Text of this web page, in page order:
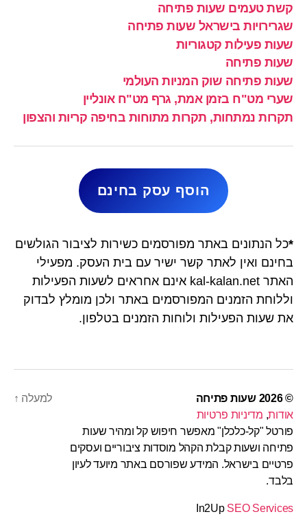
קשת טעמים שעות פתיחה
שגרירויות בישראל שעות פתיחה
שעות פעילות קטגוריות
שעות פתיחה
שעות פתיחה שוק המניות העולמי
שערי מט"ח בזמן אמת, גרף מט"ח אונליין
תקרות נמתחות, תקרות מתוחות בחיפה קריות והצפון
הוסף עסק בחינם
*כל הנתונים באתר מפורסמים כשירות לציבור הגולשים
בחינם ואין לאתר קשר ישיר עם בית העסק. מפעילי
האתר kal-kalan.net אינם אחראים לשעות הפעילות
וללוחת הזמנים המפורסמים באתר ולכן מומלץ לבדוק
את שעות הפעילות ולוחות הזמנים בטלפון.
© 2026
שעות פתיחה
אודות, מדיניות פרטיות
פורטל "קל-כלכלן" מאפשר חיפוש קל ומהיר שעות
פתיחה ושעות קבלת הקהל מוסדות ציבוריים ועסקים
פרטיים בישראל. המידע שפורסם באתר מיועד לעיון
בלבד.
In2Up SEO Services
למעלה ↑